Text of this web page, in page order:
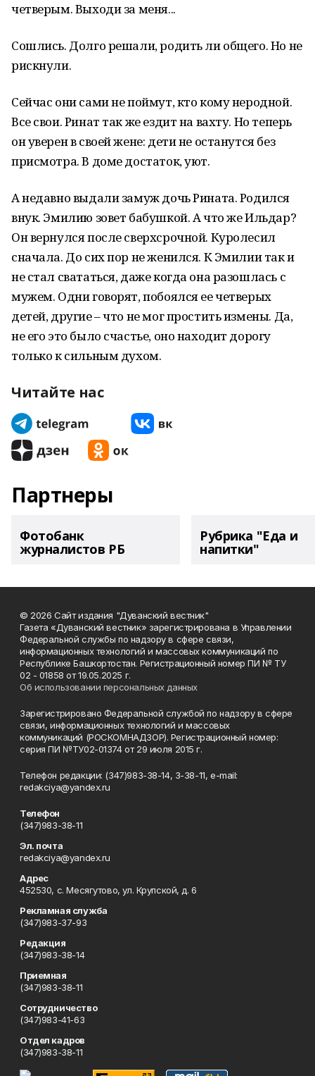
четверым. Выходи за меня...
Сошлись. Долго решали, родить ли общего. Но не
рискнули.
Сейчас они сами не поймут, кто кому неродной.
Все свои. Ринат так же ездит на вахту. Но теперь
он уверен в своей жене: дети не останутся без
присмотра. В доме достаток, уют.
А недавно выдали замуж дочь Рината. Родился
внук. Эмилию зовет бабушкой. А что же Ильдар?
Он вернулся после сверхсрочной. Куролесил
сначала. До сих пор не женился. К Эмилии так и
не стал свататься, даже когда она разошлась с
мужем. Одни говорят, побоялся ее четверых
детей, другие – что не мог простить измены. Да,
не его это было счастье, оно находит дорогу
только к сильным духом.
Читайте нас
Партнеры
Фотобанк
журналистов РБ
Рубрика "Еда и
напитки"
© 2026 Сайт издания "Дуванский вестник"
Газета «Дуванский вестник» зарегистрирована в Управлении
Федеральной службы по надзору в сфере связи,
информационных технологий и массовых коммуникаций по
Республике Башкортостан. Регистрационный номер ПИ № ТУ
02 - 01858 от 19.05.2025 г.
Об использовании персональных данных
Зарегистрировано Федеральной службой по надзору в сфере
связи, информационных технологий и массовых
коммуникаций (РОСКОМНАДЗОР). Регистрационный номер:
серия ПИ №ТУ02-01374 от 29 июля 2015 г.
Телефон редакции: (347)983-38-14, 3-38-11, e-mail:
redakciya@yandex.ru
Телефон
(347)983-38-11
Эл. почта
redakciya@yandex.ru
Адрес
452530, с. Месягутово, ул. Крупской, д. 6
Рекламная служба
(347)983-37-93
Редакция
(347)983-38-14
Приемная
(347)983-38-11
Сотрудничество
(347)983-41-63
Отдел кадров
(347)983-38-11